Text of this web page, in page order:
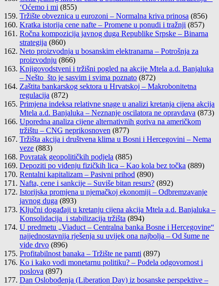
‘Oćemo i mi (855)
Tržište obveznica u eurozoni – Normalna kriva prinosa (856)
Kratka istorija cene nafte – Promene u ponudi i tražnji (857)
Ročna kompozicija javnog duga Republike Srpske – Binarna
strategija (860)
Neto proizvodnja u bosanskim elektranama – Potrošnja za
proizvodnju (866)
Knjigovodstveni i tržišni pogled na akcije Mtela a.d. Banjaluka
– Nešto što je sasvim i svima poznato (872)
Zaštita bankarskog sektora u Hrvatskoj – Makrobonitetna
regulacija (872)
Primjena indeksa relativne snage u analizi kretanja cijena akcija
Mtela a.d. Banjaluka – Neznanje oscilatora ne opravdava (873)
Uporedna analiza cijene alternativnih goriva na američkom
tržištu – CNG neprikosnoven (877)
Tržišta akcija i društvena klima u Bosni i Hercegovini – Nema
veze (883)
Povratak geopolitičkih podjela (885)
Depoziti po viđenju fizičkih lica – Kao kola bez točka (889)
Rentalni kapitalizam – Pasivni prihod (890)
Nafta, cene i sankcije – Suviše bitan resurs? (892)
Istorijska promjena u njemačkoj ekonomiji – Odbremzavanje
javnog duga (893)
Ključni događaji u kretanju cijena akcija Mtela a.d. Banjaluka –
Konsolidacija i stabilizacija tržišta (894)
U predmetu „Viaduct – Centralna banka Bosne i Hercegovine“
najjednostavnija rješenja su uvijek ona najbolja – Od šume ne
vide drvo (896)
Profitabilnost banaka – Tržište ne pamti (897)
Ko i kako vodi monetarnu politiku? – Podela odgovornost i
poslova (897)
Dan Oslobođenja (Liberation Day) iz bosanske perspektive –